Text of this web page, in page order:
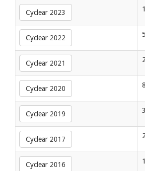
Cyclear 2023
Cyclear 2022
Cyclear 2021
Cyclear 2020
Cyclear 2019
Cyclear 2017
Cyclear 2016